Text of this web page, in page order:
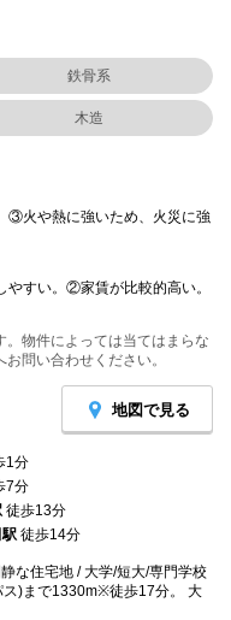
鉄骨系
木造
火や熱に強いため、火災に強
すい。②家賃が比較的高い。
物件によっては当てはまらな
問い合わせください。
地図で見る
1分
7分
徒歩13分
徒歩14分
な住宅地 / 大学/短大/専門学校
)まで1330m※徒歩17分。 大